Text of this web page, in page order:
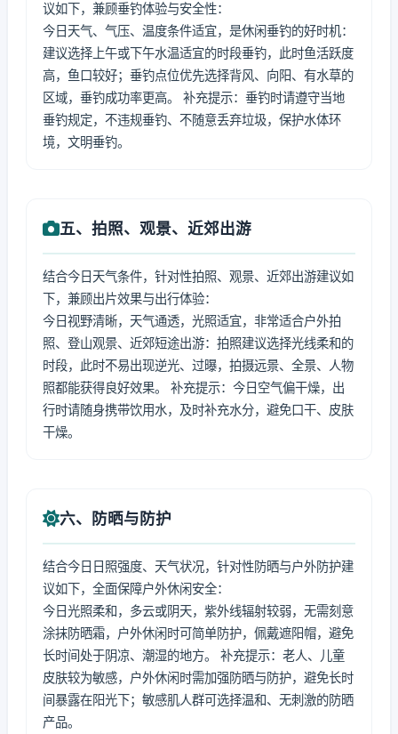
议如下，兼顾垂钓体验与安全性：
今日天气、气压、温度条件适宜，是休闲垂钓的好时机：
建议选择上午或下午水温适宜的时段垂钓，此时鱼活跃度
高，鱼口较好；垂钓点位优先选择背风、向阳、有水草的
区域，垂钓成功率更高。 补充提示：垂钓时请遵守当地
垂钓规定，不违规垂钓、不随意丢弃垃圾，保护水体环
境，文明垂钓。
五、拍照、观景、近郊出游
结合今日天气条件，针对性拍照、观景、近郊出游建议如
下，兼顾出片效果与出行体验：
今日视野清晰，天气通透，光照适宜，非常适合户外拍
照、登山观景、近郊短途出游：拍照建议选择光线柔和的
时段，此时不易出现逆光、过曝，拍摄远景、全景、人物
照都能获得良好效果。 补充提示：今日空气偏干燥，出
行时请随身携带饮用水，及时补充水分，避免口干、皮肤
干燥。
六、防晒与防护
结合今日日照强度、天气状况，针对性防晒与户外防护建
议如下，全面保障户外休闲安全：
今日光照柔和，多云或阴天，紫外线辐射较弱，无需刻意
涂抹防晒霜，户外休闲时可简单防护，佩戴遮阳帽，避免
长时间处于阴凉、潮湿的地方。 补充提示：老人、儿童
皮肤较为敏感，户外休闲时需加强防晒与防护，避免长时
间暴露在阳光下；敏感肌人群可选择温和、无刺激的防晒
产品。